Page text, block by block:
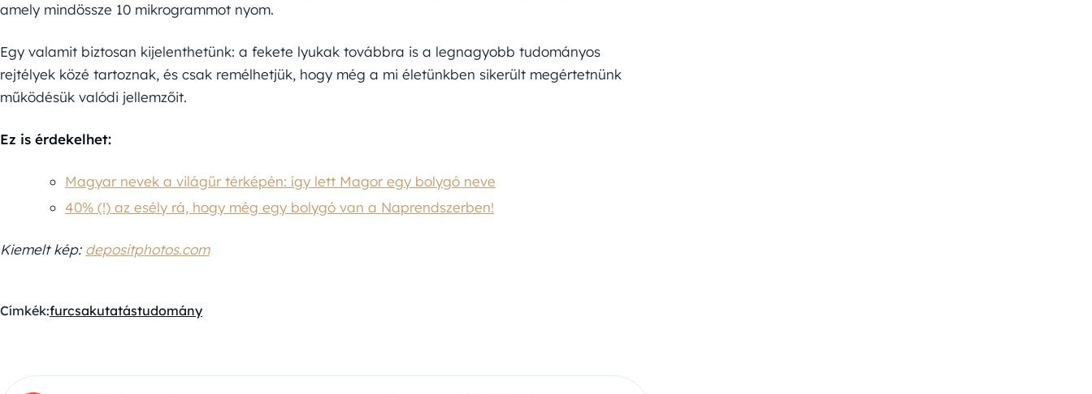
amely mindössze 10 mikrogrammot nyom.
Egy valamit biztosan kijelenthetünk: a fekete lyukak továbbra is a legnagyobb tudományos
rejtélyek közé tartoznak, és csak remélhetjük, hogy még a mi életünkben sikerült megértetnünk
működésük valódi jellemzőit.
Ez is érdekelhet:
Magyar nevek a világűr térképén: így lett Magor egy bolygó neve
40% (!) az esély rá, hogy még egy bolygó van a Naprendszerben!
Kiemelt kép: depositphotos.com
Címkék:furcsakutatástudomány